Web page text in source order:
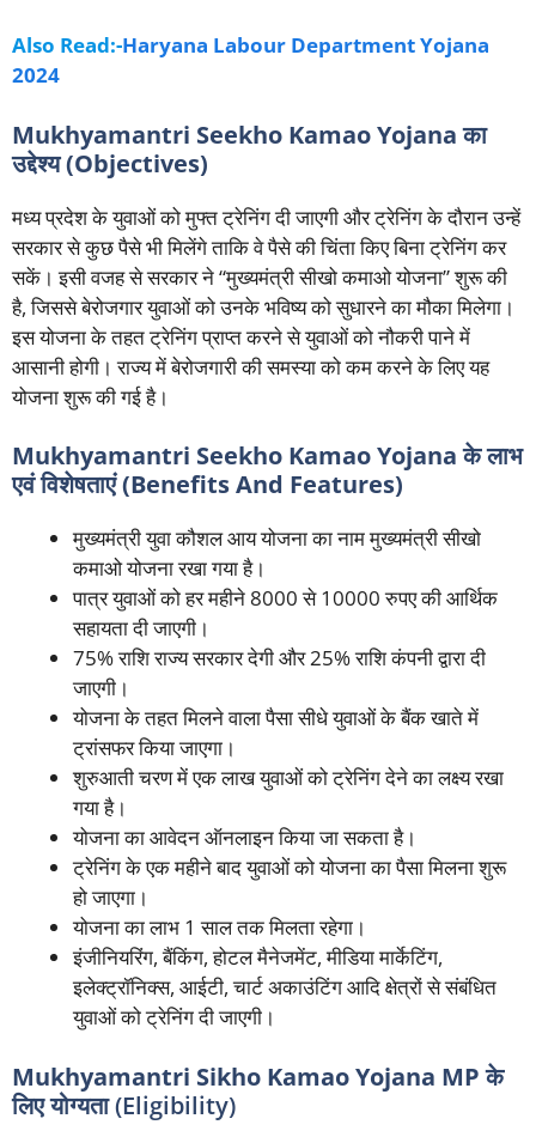
Also Read:-Haryana Labour Department Yojana
2024
Mukhyamantri Seekho Kamao Yojana का
उद्देश्य (Objectives)
मध्य प्रदेश के युवाओं को मुफ्त ट्रेनिंग दी जाएगी और ट्रेनिंग के दौरान उन्हें
सरकार से कुछ पैसे भी मिलेंगे ताकि वे पैसे की चिंता किए बिना ट्रेनिंग कर
सकें। इसी वजह से सरकार ने “मुख्यमंत्री सीखो कमाओ योजना” शुरू की
है, जिससे बेरोजगार युवाओं को उनके भविष्य को सुधारने का मौका मिलेगा।
इस योजना के तहत ट्रेनिंग प्राप्त करने से युवाओं को नौकरी पाने में
आसानी होगी। राज्य में बेरोजगारी की समस्या को कम करने के लिए यह
योजना शुरू की गई है।
Mukhyamantri Seekho Kamao Yojana के लाभ
एवं विशेषताएं (Benefits And Features)
मुख्यमंत्री युवा कौशल आय योजना का नाम मुख्यमंत्री सीखो
कमाओ योजना रखा गया है।
पात्र युवाओं को हर महीने 8000 से 10000 रुपए की आर्थिक
सहायता दी जाएगी।
75% राशि राज्य सरकार देगी और 25% राशि कंपनी द्वारा दी
जाएगी।
योजना के तहत मिलने वाला पैसा सीधे युवाओं के बैंक खाते में
ट्रांसफर किया जाएगा।
शुरुआती चरण में एक लाख युवाओं को ट्रेनिंग देने का लक्ष्य रखा
गया है।
योजना का आवेदन ऑनलाइन किया जा सकता है।
ट्रेनिंग के एक महीने बाद युवाओं को योजना का पैसा मिलना शुरू
हो जाएगा।
योजना का लाभ 1 साल तक मिलता रहेगा।
इंजीनियरिंग, बैंकिंग, होटल मैनेजमेंट, मीडिया मार्केटिंग,
इलेक्ट्रॉनिक्स, आईटी, चार्ट अकाउंटिंग आदि क्षेत्रों से संबंधित
युवाओं को ट्रेनिंग दी जाएगी।
Mukhyamantri Sikho Kamao Yojana MP के
लिए योग्यता(Eligibility)